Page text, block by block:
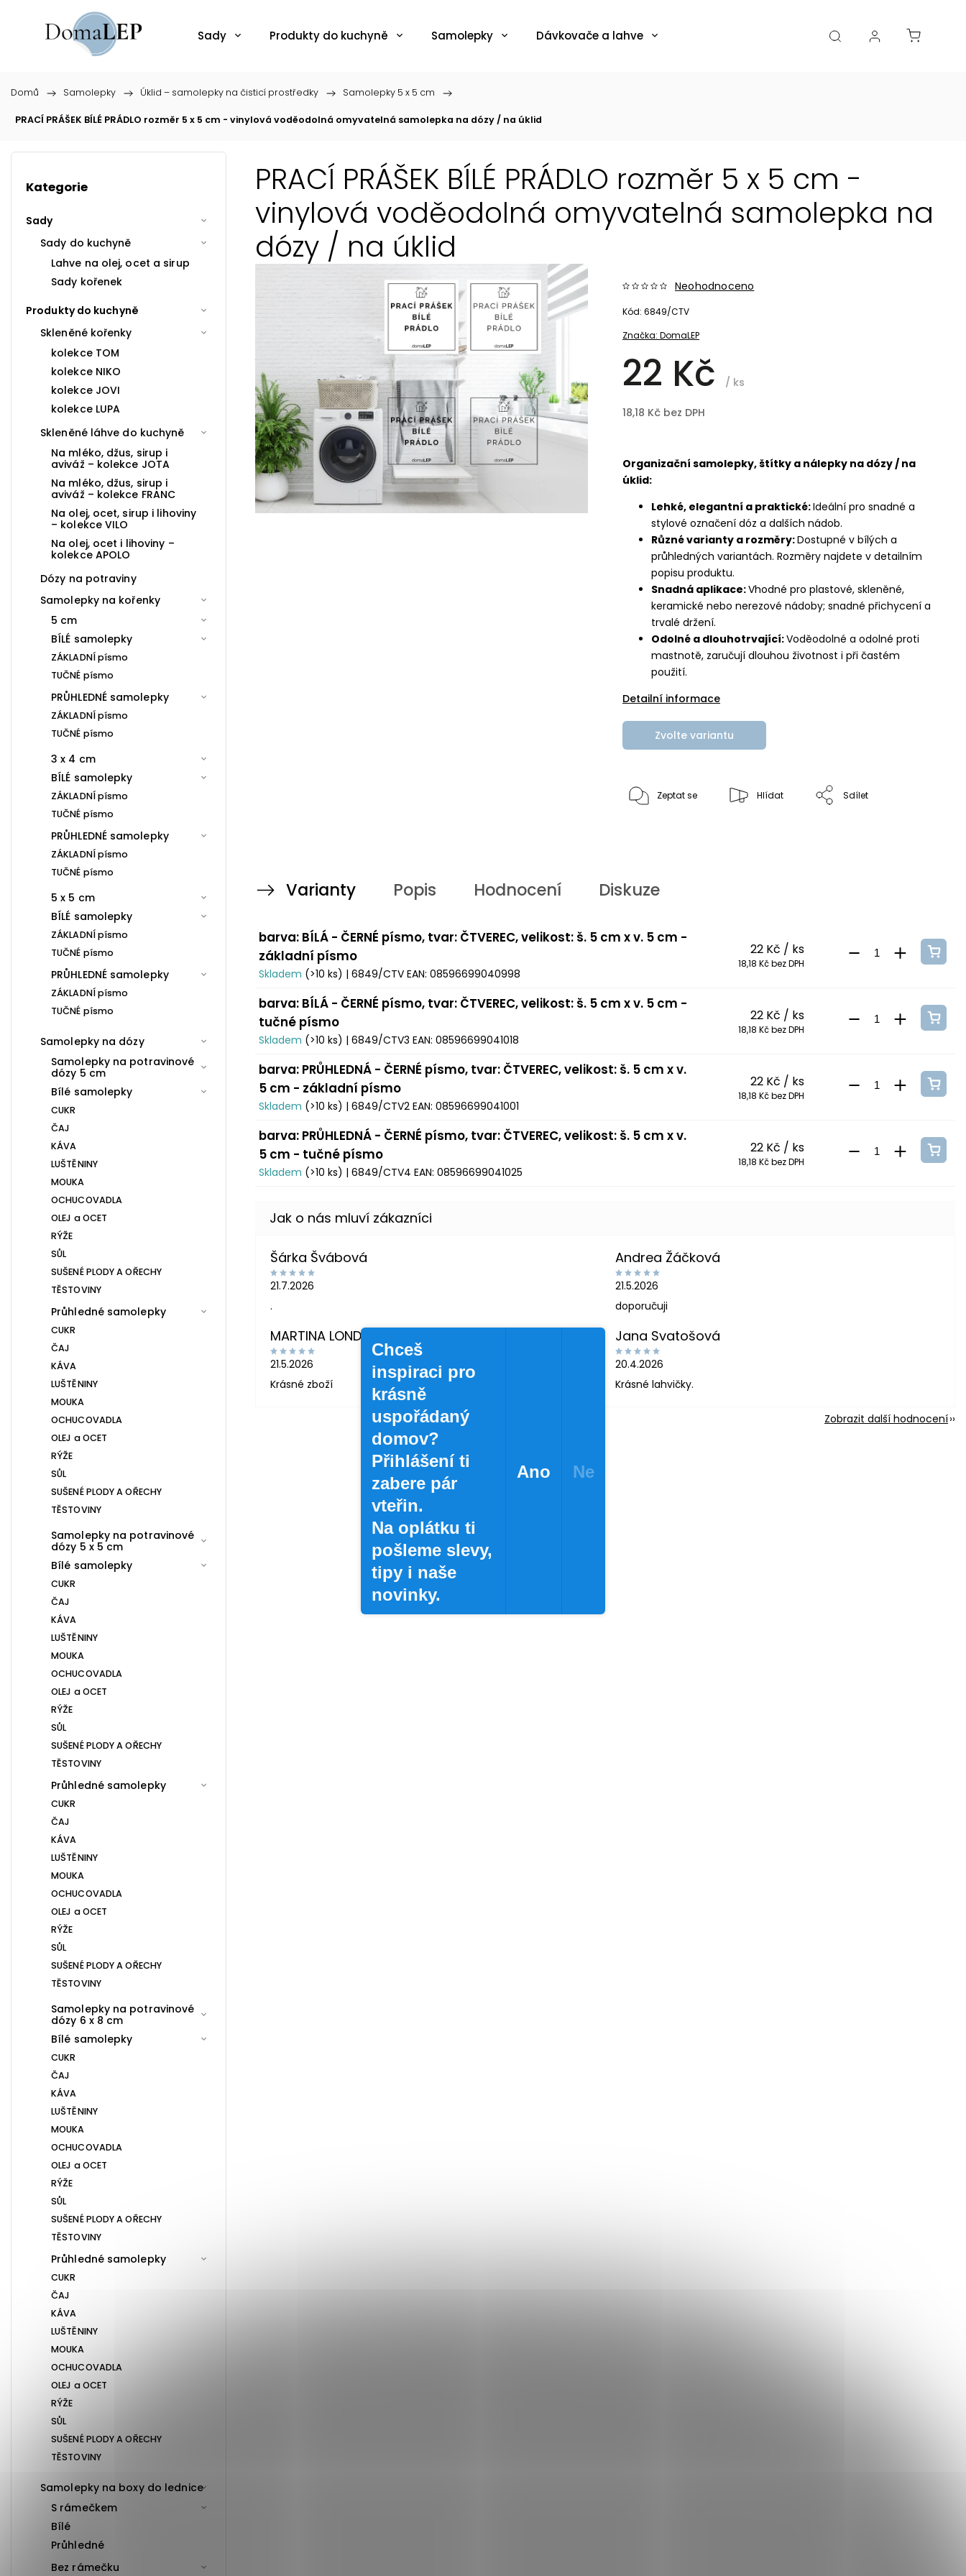
Sady Produkty do kuchyně Samolepky Dávkovače a lahve Boxy, dózy, kořenky, skleničky Akce
Domů / Samolepky / Úklid – samolepky na čisticí prostředky / Samolepky 5 x 5 cm /
PRACÍ PRÁŠEK BÍLÉ PRÁDLO rozměr 5 x 5 cm - vinylová voděodolná omyvatelná samolepka na dózy / na úklid
Kategorie
Sady
Sady do kuchyně
Lahve na olej, ocet a sirup
Sady kořenek
Produkty do kuchyně
Skleněné kořenky
kolekce TOM
kolekce NIKO
kolekce JOVI
kolekce LUPA
Skleněné láhve do kuchyně
Na mléko, džus, sirup i
aviváž – kolekce JOTA
Na mléko, džus, sirup i
aviváž – kolekce FRANC
Na olej, ocet, sirup i lihoviny
– kolekce VILO
Na olej, ocet i lihoviny –
kolekce APOLO
Dózy na potraviny
Samolepky na kořenky
5 cm
BÍLÉ samolepky
ZÁKLADNÍ písmo
TUČNÉ písmo
PRŮHLEDNÉ samolepky
ZÁKLADNÍ písmo
TUČNÉ písmo
3 x 4 cm
BÍLÉ samolepky
ZÁKLADNÍ písmo
TUČNÉ písmo
PRŮHLEDNÉ samolepky
ZÁKLADNÍ písmo
TUČNÉ písmo
5 x 5 cm
BÍLÉ samolepky
ZÁKLADNÍ písmo
TUČNÉ písmo
PRŮHLEDNÉ samolepky
ZÁKLADNÍ písmo
TUČNÉ písmo
Samolepky na dózy
Samolepky na potravinové
dózy 5 cm
Bílé samolepky
CUKR
ČAJ
KÁVA
LUŠTĚNINY
MOUKA
OCHUCOVADLA
OLEJ a OCET
RÝŽE
SŮL
SUŠENÉ PLODY A OŘECHY
TĚSTOVINY
Průhledné samolepky
CUKR
ČAJ
KÁVA
LUŠTĚNINY
MOUKA
OCHUCOVADLA
OLEJ a OCET
RÝŽE
SŮL
SUŠENÉ PLODY A OŘECHY
TĚSTOVINY
Samolepky na potravinové
dózy 5 x 5 cm
Bílé samolepky
CUKR
ČAJ
KÁVA
LUŠTĚNINY
MOUKA
OCHUCOVADLA
OLEJ a OCET
RÝŽE
SŮL
SUŠENÉ PLODY A OŘECHY
TĚSTOVINY
Průhledné samolepky
CUKR
ČAJ
KÁVA
LUŠTĚNINY
MOUKA
OCHUCOVADLA
OLEJ a OCET
RÝŽE
SŮL
SUŠENÉ PLODY A OŘECHY
TĚSTOVINY
Samolepky na potravinové
dózy 6 x 8 cm
Bílé samolepky
CUKR
ČAJ
KÁVA
LUŠTĚNINY
MOUKA
OCHUCOVADLA
OLEJ a OCET
RÝŽE
SŮL
SUŠENÉ PLODY A OŘECHY
TĚSTOVINY
Průhledné samolepky
CUKR
ČAJ
KÁVA
LUŠTĚNINY
MOUKA
OCHUCOVADLA
OLEJ a OCET
RÝŽE
SŮL
SUŠENÉ PLODY A OŘECHY
TĚSTOVINY
Samolepky na boxy do lednice
S rámečkem
Bílé
Průhledné
Bez rámečku
PRACÍ PRÁŠEK BÍLÉ PRÁDLO rozměr 5 x 5 cm -
vinylová voděodolná omyvatelná samolepka na
dózy / na úklid
Značka: DomaLEP
Neohodnoceno
22 Kč / ks
18,18 Kč bez DPH
Kód: 6849/CTV
Organizační samolepky, štítky a nálepky na dózy / na
úklid:
Lehké, elegantní a praktické:Ideální pro snadné a
stylové označení dóz a dalších nádob.
Různé varianty a rozměry:Dostupné v bílých a
průhledných variantách. Rozměry najdete v detailním
popisu produktu.
Snadná aplikace:Vhodné pro plastové, skleněné,
keramické nebo nerezové nádoby; snadné přichycení a
trvalé držení.
Odolné a dlouhotrvající:Voděodolné a odolné proti
mastnotě, zaručují dlouhou životnost i při častém
použití.
Detailní informace
Zvolte variantu
Zeptat se Hlídat Sdílet
Varianty Popis Hodnocení Diskuze
barva: BÍLÁ - ČERNÉ písmo, tvar: ČTVEREC, velikost: š. 5 cm x v. 5 cm -
základní písmo
Skladem (>10 ks) | 6849/CTV EAN: 08596699040998
22 Kč / ks
18,18 Kč bez DPH
barva: BÍLÁ - ČERNÉ písmo, tvar: ČTVEREC, velikost: š. 5 cm x v. 5 cm -
tučné písmo
Skladem (>10 ks) | 6849/CTV3 EAN: 08596699041018
22 Kč / ks
18,18 Kč bez DPH
barva: PRŮHLEDNÁ - ČERNÉ písmo, tvar: ČTVEREC, velikost: š. 5 cm x v.
5 cm - základní písmo
Skladem (>10 ks) | 6849/CTV2 EAN: 08596699041001
22 Kč / ks
18,18 Kč bez DPH
barva: PRŮHLEDNÁ - ČERNÉ písmo, tvar: ČTVEREC, velikost: š. 5 cm x v.
5 cm - tučné písmo
Skladem (>10 ks) | 6849/CTV4 EAN: 08596699041025
22 Kč / ks
18,18 Kč bez DPH
Šárka Švábová
21.7.2026
.
Andrea Žáčková
21.5.2026
doporučuji
MARTINA LONDINOVÁ
21.5.2026
Krásné zboží
Jana Svatošová
20.4.2026
Krásné lahvičky.
Zobrazit další hodnocení
Chceš
inspiraci pro
krásně
uspořádaný
domov?
Přihlášení ti
zabere pár
vteřin.
Na oplátku ti
pošleme slevy,
tipy i naše
novinky.
Ano Ne